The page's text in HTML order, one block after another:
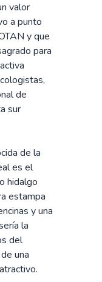
valor
a punto
y que
para
de
sur
de la
es el
hidalgo
estampa
y una
la
del
una